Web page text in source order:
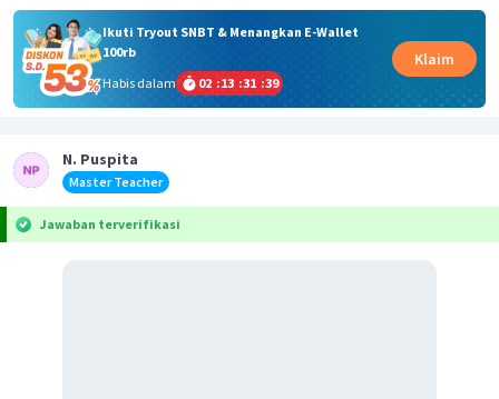
Ikuti Tryout SNBT & Menangkan E-Wallet
100rb
Habis dalam
02 :13 :31 :39
Klaim
N. Puspita
Master Teacher
Jawaban terverifikasi